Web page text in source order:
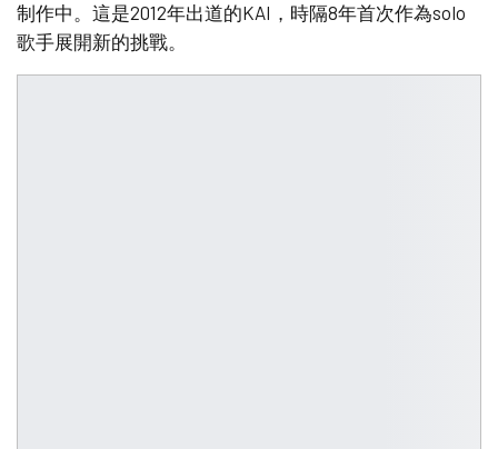
制作中。這是2012年出道的KAI，時隔8年首次作為solo
歌手展開新的挑戰。 ​